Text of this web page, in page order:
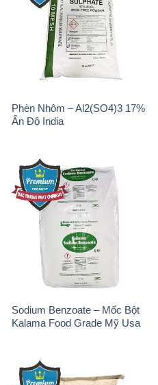
Phèn Nhôm – Al2(SO4)3 17%
Ấn Độ India
Sodium Benzoate – Mốc Bột
Kalama Food Grade Mỹ Usa